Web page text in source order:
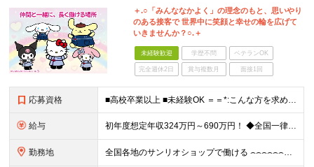
＋.○「みんななかよく」の理念のもと、思いやり
のある接客で 世界中に笑顔と幸せの輪を広げて
いきませんか？○.＋
未経験歓迎 学歴不問 ベテランOK
完全週休2日 賞与複数月 面接1回
応募資格 ■高校卒業以上 ■未経験OK ＝＝*:こんな方を求めています！:*＝＝ ・サンリオが好き・可愛いものが好き （「実は最近のキャラクターには詳しくない…」という方も、入社後に少しずつ覚えていければ大丈
給与 初年度想定年収324万円～690万円！ ◆全国一律 月給230,000円～＋賞与＋通勤手当＋役職手当＋時間外手当 《手当充実！》 ＊昇給/年1回 ＊賞与/年2回（7月/12月） ＊通勤手当：交通費
勤務地 全国各地のサンリオショップで働ける ⌢⌢⌢⌢⌢⌢⌢⌢⌢⌢⌢⌢⌢⌢⌢⌢⌢⌢・.☆ ★詳細の勤務地はご本人の希望と面接を通じて決定いたします。 ＼以下の募集店舗は特に積極採用中！！／ ＜東京＞ ◎SA